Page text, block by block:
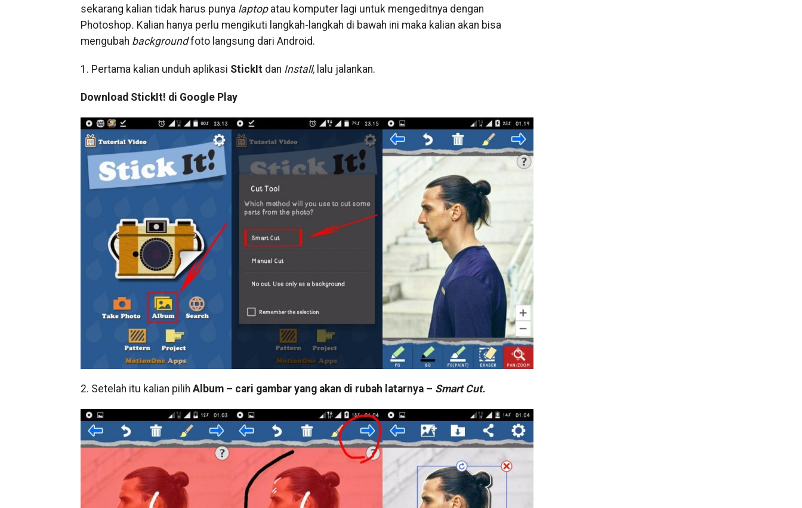
sekarang kalian tidak harus punya laptopatau komputer lagi untuk mengeditnya dengan
Photoshop. Kalian hanya perlu mengikuti langkah-langkah di bawah ini maka kalian akan bisa
mengubah backgroundfoto langsung dari Android.
1. Pertama kalian unduh aplikasi StickItdan Install,lalu jalankan.
Download StickIt! di Google Play
2. Setelah itu kalian pilih Album – cari gambar yang akan di rubah latarnya – Smart Cut.